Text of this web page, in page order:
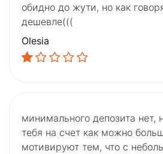
обидно до жути, но как
дешевле(((
Olesia
минимального депозита нет,
тебя на счет как можно
мотивируют тем, что с